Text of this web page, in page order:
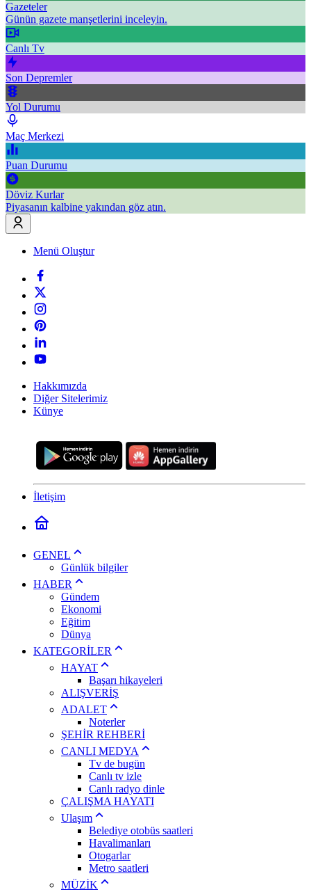
Gazeteler
Günün gazete manşetlerini inceleyin.
Canlı Tv
Son Depremler
Yol Durumu
Maç Merkezi
Puan Durumu
Döviz Kurlar
Piyasanın kalbine yakından göz atın.
Menü Oluştur
Hakkımızda
Diğer Sitelerimiz
Künye
İletişim
GENEL
Günlük bilgiler
HABER
Gündem
Ekonomi
Eğitim
Dünya
KATEGORİLER
HAYAT
Başarı hikayeleri
ALIŞVERİŞ
ADALET
Noterler
ŞEHİR REHBERİ
CANLI MEDYA
Tv de bugün
Canlı tv izle
Canlı radyo dinle
ÇALIŞMA HAYATI
Ulaşım
Belediye otobüs saatleri
Havalimanları
Otogarlar
Metro saatleri
MÜZİK